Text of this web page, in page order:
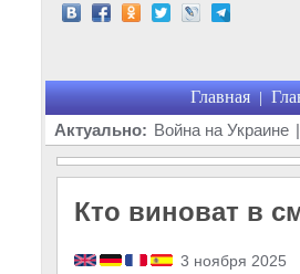
Главная |
Актуально: Война на Украине |
Кто виноват в
3 ноября 2025